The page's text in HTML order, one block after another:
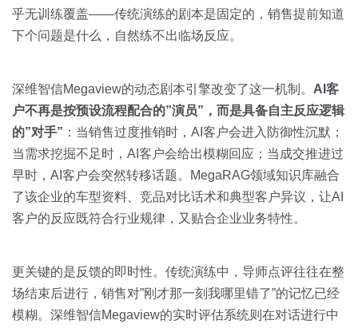
乎无训练覆盖——传统演练的剧本是固定的，销售提前知道
下个问题是什么，自然练不出临场反应。
深维智信Megaview的动态剧本引擎改变了这一机制。 AI客
户不再是按预设流程配合的”演员”，而是具备自主反应逻辑
的”对手” ：当销售过度推销时，AI客户会进入防御性沉默；
当需求挖掘不足时，AI客户会给出模糊回应；当成交推进过
早时，AI客户会突然转移话题。MegaRAG领域知识库融合
了该企业的车型资料、竞品对比话术和典型客户异议，让AI
客户的反应既符合行业规律，又贴合企业业务特性。
更关键的是反馈的即时性。传统演练中，导师点评往往在整
场结束后进行，销售对”刚才那一刻我哪里错了”的记忆已经
模糊。深维智信Megaview的实时评估系统则在对话进行中